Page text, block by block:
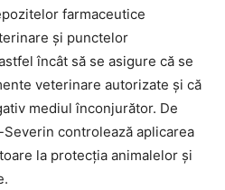
farmaceutice
și punctelor
încât să se asigure că se
veterinare autorizate și că
mediul înconjurător. De
Severin controlează aplicarea
la protecția animalelor și